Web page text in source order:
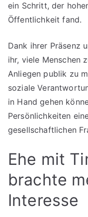
ein Schritt, der
Öffentlichkeit fand.
Dank ihrer Präsenz
ihr, viele Menschen
Anliegen publik zu
soziale
in Hand gehen
Persönlichkeiten
gesellschaftlichen
Ehe mit
brachte
Interesse